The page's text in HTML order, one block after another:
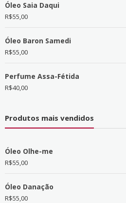
Óleo Saia Daqui
R$55,00
Óleo Baron Samedi
R$55,00
Perfume Assa-Fétida
R$40,00
Produtos mais vendidos
Óleo Olhe-me
R$55,00
Óleo Danação
R$55,00